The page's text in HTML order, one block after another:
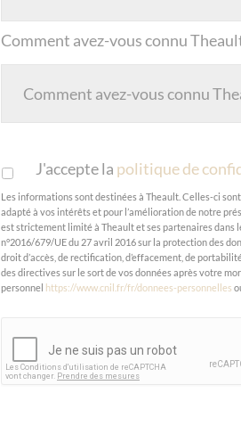
Comment avez-vous connu
RGPD *
J'accepte la politique de
Les informations sont destinées à Theault. Celles-ci
adapté à vos intérêts et pour l’amélioration de notre
est strictement limité à Theault et ses partenaires dans
n°2016/679/UE du 27 avril 2016 sur la protection des
droit d’accès, de rectification, d’effacement, de
des directives sur le sort de vos données après votre
personnel https://www.cnil.fr/fr/donnees-personnelles
CAPTCHA